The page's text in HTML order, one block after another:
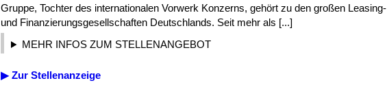
Gruppe, Tochter des internationalen Vorwerk Konzerns, gehört zu den großen Leasing-
und Finanzierungsgesellschaften Deutschlands. Seit mehr als [...]
MEHR INFOS ZUM STELLENANGEBOT
▶ Zur Stellenanzeige